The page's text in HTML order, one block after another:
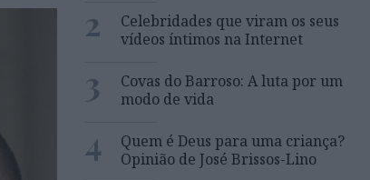
2
Celebridades que viram os seus
vídeos íntimos na Internet
3
Covas do Barroso: A luta por um
modo de vida
4
Quem é Deus para uma criança?
Opinião de José Brissos-Lino